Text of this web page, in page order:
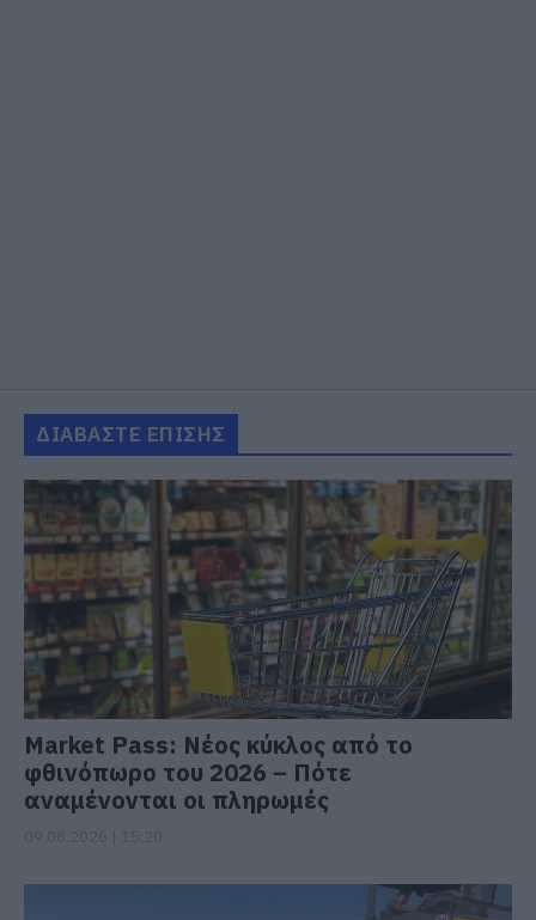
ΔΙΑΒΑΣΤΕ ΕΠΙΣΗΣ
Market Pass: Νέος κύκλος από το
φθινόπωρο του 2026 – Πότε
αναμένονται οι πληρωμές